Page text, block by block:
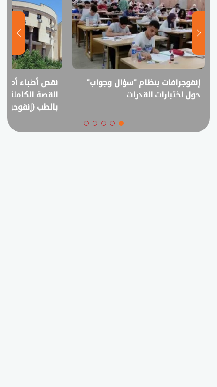
إنفوجرافات بنظام "سؤال وجواب"
حول اختبارات القدرات
نقص أطباء أم
القصة الكاملة
بالطب